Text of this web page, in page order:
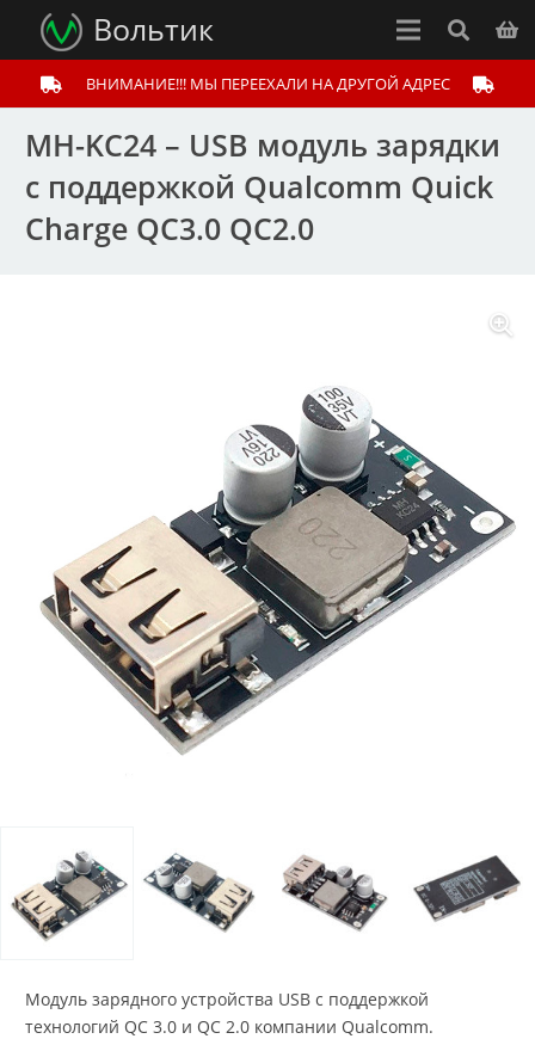
Вольтик
ВНИМАНИЕ!!! МЫ ПЕРЕЕХАЛИ НА ДРУГОЙ АДРЕС
MH-KC24 – USB модуль зарядки
с поддержкой Qualcomm Quick
Charge QC3.0 QC2.0
Модуль зарядного устройства USB с поддержкой
технологий QC 3.0 и QC 2.0 компании Qualcomm.